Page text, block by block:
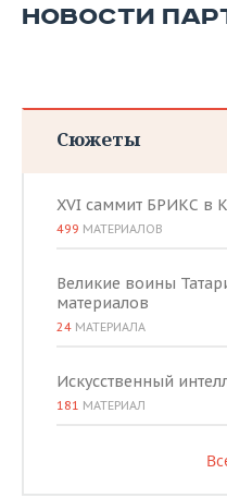
НОВОСТИ
Сюжеты
XVI саммит БРИКС в
499 МАТЕРИАЛОВ
Великие воины
материалов
24 МАТЕРИАЛА
Искусственный
181 МАТЕРИАЛ